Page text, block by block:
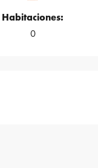
Habitaciones:
0